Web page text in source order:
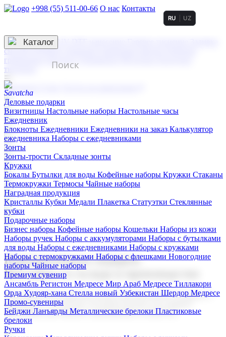
+998 (55) 511-00-66 О нас Контакты
3D гравировка
смолой (Doming)
гравировка твердая
тиснение
RU UZ
☰
Контакты
Каталог
Деловые подарки
Визитницы Настольные наборы Настольные часы
Ежедневник
Блокноты Ежедневники Ежедневники на заказ Калькулятор
ежедневника Наборы с ежедневниками
Зонты
Зонты-трости Складные зонты
Кружки
Бокалы Бутылки для воды Кофейные наборы Кружки Стаканы
Термокружки Термосы Чайные наборы
Наградная продукция
Kристаллы Кубки Медали Плакетка Статуэтки Стеклянные
кубки
Подарочные наборы
Бизнес наборы Кофейные наборы Кошельки Наборы из кожи
Наборы ручек Наборы с аккумуляторами Наборы с бутылками
для воды Наборы с ежедневниками Наборы с кружками
Наборы с термокружками Наборы с флешками Новогодние
наборы Чайные наборы
Премиум сувенир
Ансамбль Регистон Медресе Мир Араб Медресе Тиллакори
Орда Худояр-хана Стелла новый Узбекистан Шердор Медресе
Промо-сувениры
Бейджи Ланъярды Металлические брелоки Пластиковые
брелоки
Ручки
Корпоративные подарки
Поставка со склада и производство
Мы предлагаем широкий выбор корпоративных подарков и
сувениров с логотипом. В нашем каталоге вы найдете
продукцию для бизнеса, мероприятия и клиентов.